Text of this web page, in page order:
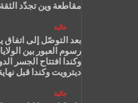
مقاطعة وين تجدّد
جالية
بعد التوصّل إلى
رسوم العبور بين
وكندا افتتاح الجسر
ديترويت وكندا قبل
جالية